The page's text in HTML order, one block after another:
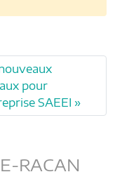
pour
SAEEI
RACAN